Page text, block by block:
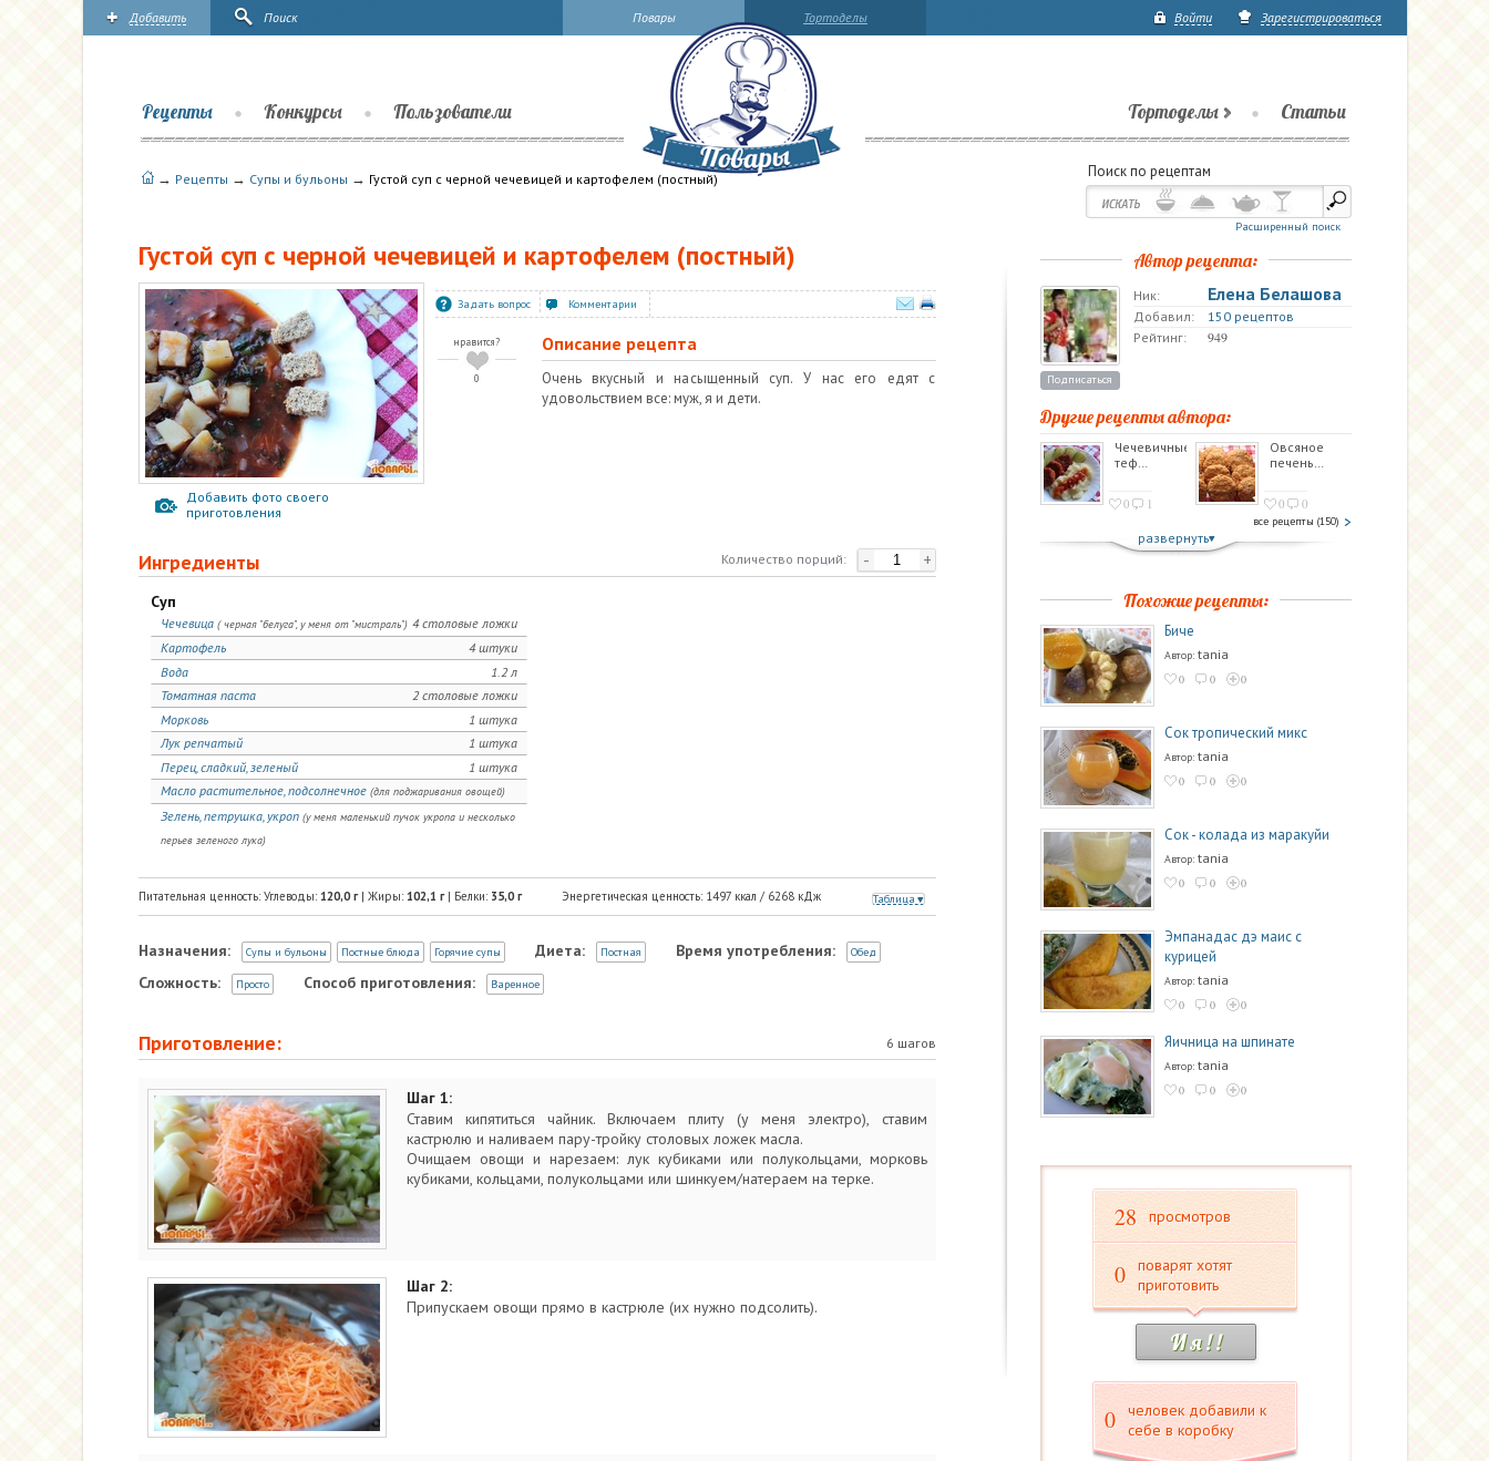
Тортоделы
Повары Войти Зарегистрироваться
Добавить Поиск
Тортоделы Статьи
Рецепты Конкурсы Пользователи
→ Рецепты → Супы и бульоны → Густой суп с черной чечевицей и картофелем (постный) Поиск по рецептам
Расширенный поиск
Густой суп с черной чечевицей и картофелем (постный)
Добавить фото своего
приготовления
Задать вопрос Комментарии
нравится?
0
Описание рецепта
Очень вкусный и насыщенный суп. У нас его едят с
удовольствием все: муж, я и дети.
- +
Количество порций:
Ингредиенты
Суп
4 столовые ложки
Чечевица( черная "белуга", у меня от "мистраль")
4 штуки
Картофель
1.2 л
Вода
2 столовые ложки
Томатная паста
1 штука
Морковь
1 штука
Лук репчатый
1 штука
Перец, сладкий, зеленый
Масло растительное, подсолнечное(для поджаривания овощей)
Зелень, петрушка, укроп (у меня маленький пучок укропа и несколько
перьев зеленого лука)
Таблица
Энергетическая ценность: 1497ккал / 6268кДж
Питательная ценность: Углеводы: 120,0г| Жиры: 102,1 г| Белки: 35,0г
Назначения: Супы и бульоны Постные блюда Горячие супы Диета: Постная Время употребления: Обед
Сложность: Просто Способ приготовления: Варенное
Приготовление: 6 шагов
Шаг 1:
Ставим кипятиться чайник. Включаем плиту (у меня электро), ставим
кастрюлю и наливаем пару-тройку столовых ложек масла.
Очищаем овощи и нарезаем: лук кубиками или полукольцами, морковь
кубиками, кольцами, полукольцами или шинкуем/натераем на терке.
Шаг 2:
Припускаем овощи прямо в кастрюле (их нужно подсолить).
Автор рецепта:
Подписаться
Ник: Елена Белашова
Добавил:
150 рецептов
Рейтинг:
949
Другие рецепты автора:
Чечевичные
теф…
0 1
Овсяное
печень…
0 0
все рецепты (150)
развернуть
Похожие рецепты:
Биче
Автор: tania
0 0 0
Сок тропический микс
Автор: tania
0 0 0
Сок - колада из маракуйи
Автор: tania
0 0 0
Эмпанадас дэ маис с
курицей
Автор: tania
0 0 0
Яичница на шпинате
Автор: tania
0 0 0
28 просмотров
0
поварят хотят
приготовить
И я ! !
0
человек добавили к
себе в коробку